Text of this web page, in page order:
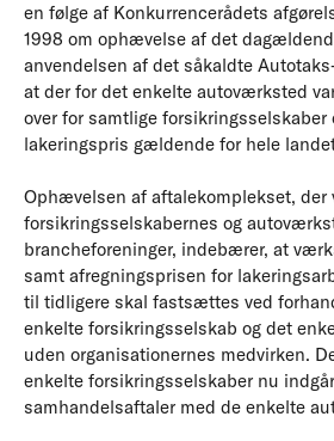
en følge af Konkurrencerådets
1998 om ophævelse af det
anvendelsen af det såkaldte
at der for det enkelte autoværksted
over for samtlige forsikringsselskaber
lakeringspris gældende for hele
Ophævelsen af aftalekomplekset, der
forsikringsselskabernes og
brancheforeninger, indebærer, at
samt afregningsprisen for
til tidligere skal fastsættes ved
enkelte forsikringsselskab og det
uden organisationernes medvirken.
enkelte forsikringsselskaber nu
samhandelsaftaler med de enkelte